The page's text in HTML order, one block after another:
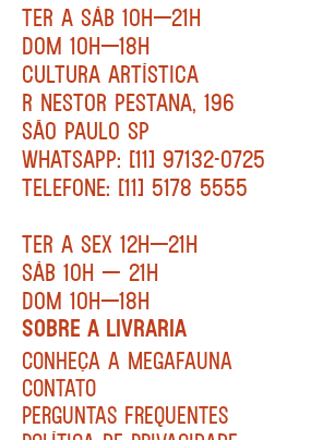
TER A SÁB 10H—21H
DOM 10H—18H
CULTURA ARTÍSTICA
R NESTOR PESTANA, 196
SÃO PAULO SP
WHATSAPP: [11] 97132-0725
TELEFONE: [11] 5178 5555
TER A SEX 12H—21H
SÁB 10H — 21H
DOM 10H—18H
SOBRE A LIVRARIA
CONHEÇA A MEGAFAUNA
CONTATO
PERGUNTAS FREQUENTES